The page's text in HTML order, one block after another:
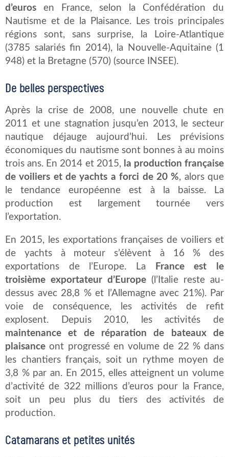
d’euros en France, selon la Confédération du
Nautisme et de la Plaisance. Les trois principales
régions sont, sans surprise, la Loire-Atlantique
(3785 salariés fin 2014), la Nouvelle-Aquitaine (1
948) et la Bretagne (570) (source INSEE).
De belles perspectives
Après la crise de 2008, une nouvelle chute en
2011 et une stagnation jusqu’en 2013, le secteur
nautique déjauge aujourd’hui. Les prévisions
économiques du nautisme sont bonnes à au moins
trois ans. En 2014 et 2015, la production française
de voiliers et de yachts a forci de 20 %, alors que
le tendance européenne est à la baisse. La
production est largement tournée vers
l’exportation.
En 2015, les exportations françaises de voiliers et
de yachts à moteur s’élèvent à 16 % des
exportations de l’Europe. La
France est le
troisième exportateur d’Europe (l’Italie reste au-
dessus avec 28,8 % et l’Allemagne avec 21%). Par
voie de conséquence, les activités de refit
explosent. Depuis 2010, les activités de
maintenance et de réparation de bateaux de
plaisance ont progressé en volume de 22 % dans
les chantiers français, soit un rythme moyen de
3,8 % par an. En 2015, elles atteignent un volume
d’activité de 322 millions d’euros pour la France,
soit un peu plus du tiers des activités de
production.
Catamarans et petites unités